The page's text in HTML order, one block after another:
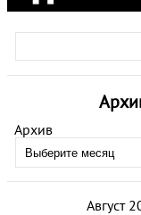
Архив
Август